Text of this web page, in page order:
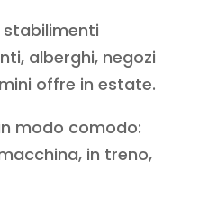
stabilimenti
alberghi, negozi
offre in estate.
modo comodo:
in treno,